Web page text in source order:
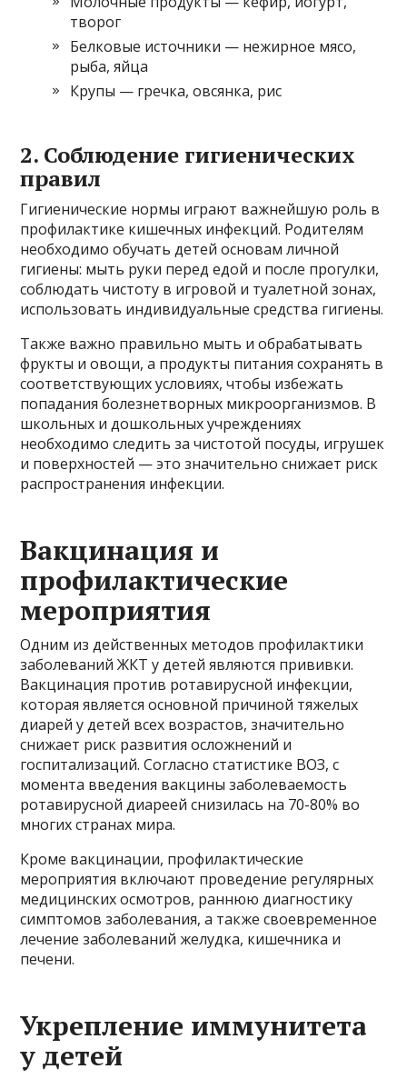
творог
Белковые источники — нежирное мясо,
рыба, яйца
Крупы — гречка, овсянка, рис
2. Соблюдение гигиенических
правил
Гигиенические нормы играют важнейшую роль в
профилактике кишечных инфекций. Родителям
необходимо обучать детей основам личной
гигиены: мыть руки перед едой и после прогулки,
соблюдать чистоту в игровой и туалетной зонах,
использовать индивидуальные средства гигиены.
Также важно правильно мыть и обрабатывать
фрукты и овощи, а продукты питания сохранять в
соответствующих условиях, чтобы избежать
попадания болезнетворных микроорганизмов. В
школьных и дошкольных учреждениях
необходимо следить за чистотой посуды, игрушек
и поверхностей — это значительно снижает риск
распространения инфекции.
Вакцинация и
профилактические
мероприятия
Одним из действенных методов профилактики
заболеваний ЖКТ у детей являются прививки.
Вакцинация против ротавирусной инфекции,
которая является основной причиной тяжелых
диарей у детей всех возрастов, значительно
снижает риск развития осложнений и
госпитализаций. Согласно статистике ВОЗ, с
момента введения вакцины заболеваемость
ротавирусной диареей снизилась на 70-80% во
многих странах мира.
Кроме вакцинации, профилактические
мероприятия включают проведение регулярных
медицинских осмотров, раннюю диагностику
симптомов заболевания, а также своевременное
лечение заболеваний желудка, кишечника и
печени.
Укрепление иммунитета
у детей